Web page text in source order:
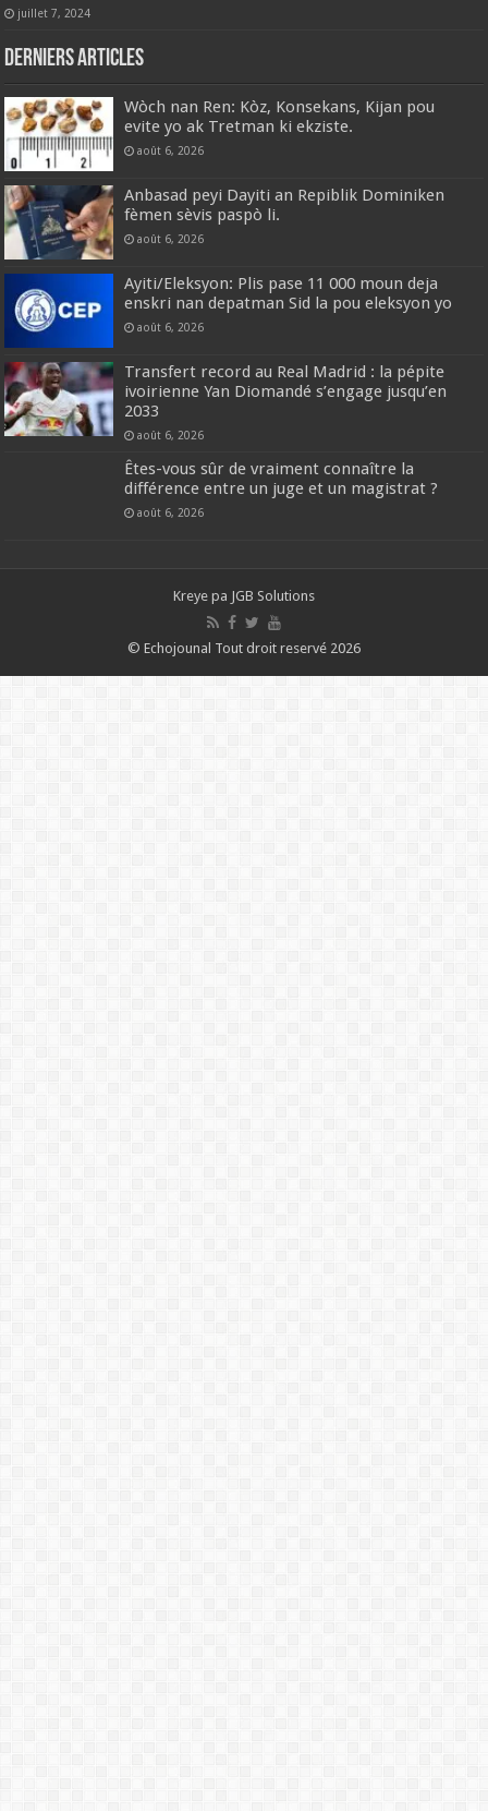
juillet 7, 2024
Derniers articles
Wòch nan Ren: Kòz, Konsekans, Kijan pou
evite yo ak Tretman ki ekziste.
août 6, 2026
Anbasad peyi Dayiti an Repiblik Dominiken
fèmen sèvis paspò li.
août 6, 2026
Ayiti/Eleksyon: Plis pase 11 000 moun deja
enskri nan depatman Sid la pou eleksyon yo
août 6, 2026
Transfert record au Real Madrid : la pépite
ivoirienne Yan Diomandé s’engage jusqu’en
2033
août 6, 2026
Êtes-vous sûr de vraiment connaître la
différence entre un juge et un magistrat ?
août 6, 2026
Kreye pa JGB Solutions
© Echojounal Tout droit reservé 2026